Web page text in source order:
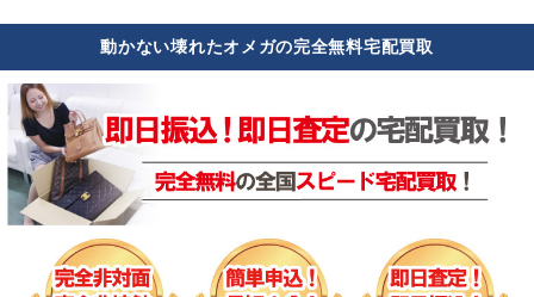
動かない壊れたオメガの完全無料宅配買取